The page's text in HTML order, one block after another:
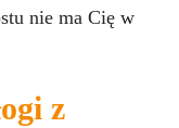
nie ma Cię w
z